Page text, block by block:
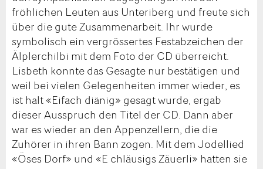
fröhlichen Leuten aus Unteriberg und freute sich
über die gute Zusammenarbeit. Ihr wurde
symbolisch ein vergrössertes Festabzeichen der
Älplerchilbi mit dem Foto der CD überreicht.
Lisbeth konnte das Gesagte nur bestätigen und
weil bei vielen Gelegenheiten immer wieder, es
ist halt «Eifach diänig» gesagt wurde, ergab
dieser Ausspruch den Titel der CD. Dann aber
war es wieder an den Appenzellern, die die
Zuhörer in ihren Bann zogen. Mit dem Jodellied
«Öses Dorf» und «E chläusigs Zäuerli» hatten sie